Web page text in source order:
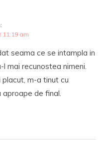
11:19 am
seama ce se intampla in
l mai recunostea nimeni.
m-a tinut cu
aproape de final.